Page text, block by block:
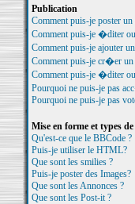
Publication
Comment puis-je poster
Comment puis-je �diter
Comment puis-je ajouter
Comment puis-je cr�er un
Comment puis-je �diter
Pourquoi ne puis-je pas
Pourquoi ne puis-je pas
Mise en forme et types
Qu'est-ce que le BBCode ?
Puis-je utiliser le HTML?
Que sont les smilies ?
Puis-je poster des Images?
Que sont les Annonces ?
Que sont les Post-it ?